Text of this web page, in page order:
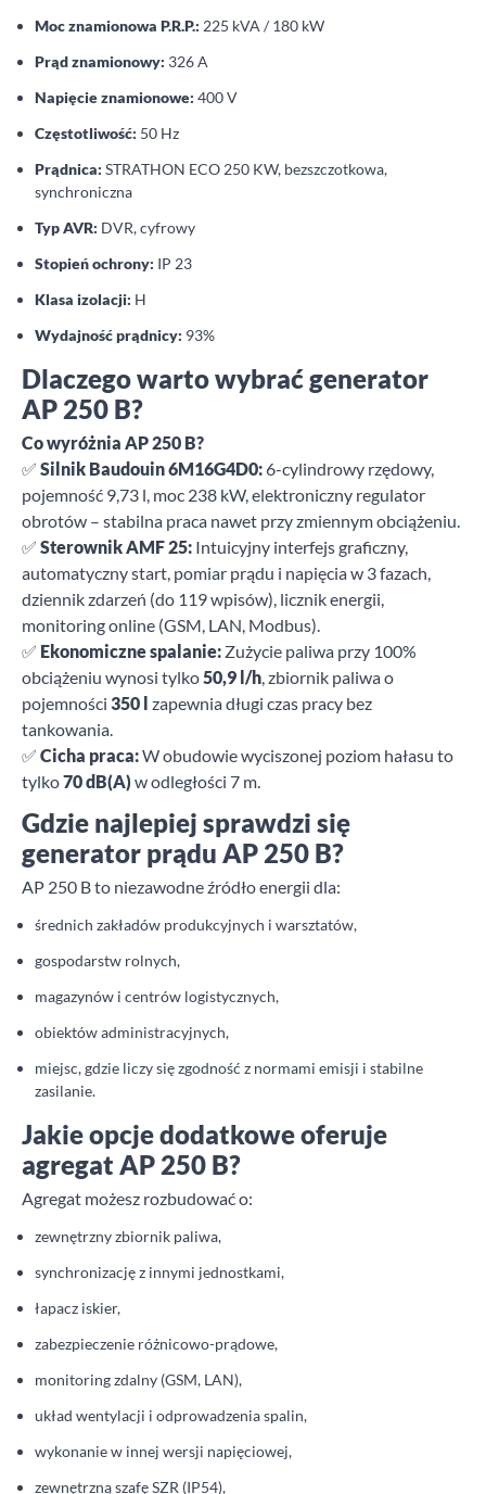
Moc znamionowa P.R.P.: 225 kVA / 180 kW
Prąd znamionowy: 326 A
Napięcie znamionowe: 400 V
Częstotliwość: 50 Hz
Prądnica: STRATHON ECO 250 KW, bezszczotkowa,
synchroniczna
Typ AVR: DVR, cyfrowy
Stopień ochrony: IP 23
Klasa izolacji: H
Wydajność prądnicy: 93%
Dlaczego warto wybrać generator
AP 250 B?
Co wyróżnia AP 250 B?
✅ Silnik Baudouin 6M16G4D0: 6-cylindrowy rzędowy,
pojemność 9,73 l, moc 238 kW, elektroniczny regulator
obrotów – stabilna praca nawet przy zmiennym obciążeniu.
✅ Sterownik AMF 25: Intuicyjny interfejs graficzny,
automatyczny start, pomiar prądu i napięcia w 3 fazach,
dziennik zdarzeń (do 119 wpisów), licznik energii,
monitoring online (GSM, LAN, Modbus).
✅ Ekonomiczne spalanie: Zużycie paliwa przy 100%
obciążeniu wynosi tylko50,9 l/h, zbiornik paliwa o
pojemności 350 l zapewnia długi czas pracy bez
tankowania.
✅ Cicha praca:W obudowie wyciszonej poziom hałasu to
tylko70 dB(A)w odległości 7 m.
Gdzie najlepiej sprawdzi się
generator prądu AP 250 B?
AP 250 B to niezawodne źródło energii dla:
średnich zakładów produkcyjnych i warsztatów,
gospodarstw rolnych,
magazynów i centrów logistycznych,
obiektów administracyjnych,
miejsc, gdzie liczy się zgodność z normami emisji i stabilne
zasilanie.
Jakie opcje dodatkowe oferuje
agregat AP 250 B?
Agregat możesz rozbudować o:
zewnętrzny zbiornik paliwa,
synchronizację z innymi jednostkami,
łapacz iskier,
zabezpieczenie różnicowo-prądowe,
monitoring zdalny (GSM, LAN),
układ wentylacji i odprowadzenia spalin,
wykonanie w innej wersji napięciowej,
zewnętrzną szafę SZR (IP54),